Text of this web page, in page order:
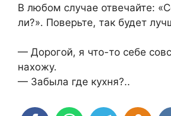
В любом случае отвечайте:
ли?». Поверьте, так будет
— Дорогой, я что-то себе
нахожу.
— Забыла где кухня?..